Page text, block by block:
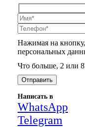
Нажимая на кнопку,
персональных
Что больше, 2 или
Написать в
WhatsApp
Telegram